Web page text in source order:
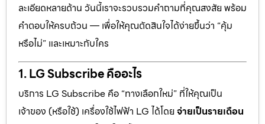
ละเอียดหลายด้าน วันนี้เราจะรวบรวมคำถามที่คุณสงสัย พร้อม
คำตอบให้ครบถ้วน — เพื่อให้คุณตัดสินใจได้ง่ายขึ้นว่า “คุ้ม
หรือไม่” และเหมาะกับใคร
1. LG Subscribe คืออะไร
บริการ LG Subscribe คือ “ทางเลือกใหม่” ที่ให้คุณเป็น
เจ้าของ (หรือใช้) เครื่องใช้ไฟฟ้า LG ได้โดย จ่ายเป็นรายเดือน